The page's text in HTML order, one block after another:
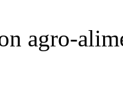
agro-